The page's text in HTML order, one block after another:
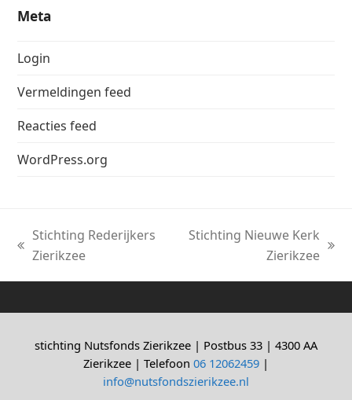
Meta
Login
Vermeldingen feed
Reacties feed
WordPress.org
previous
Stichting Rederijkers
Zierikzee
Stichting Nieuwe Kerk
Zierikzee
stichting Nutsfonds Zierikzee | Postbus 33 | 4300 AA
Zierikzee | Telefoon 06 12062459 |
info@nutsfondszierikzee.nl